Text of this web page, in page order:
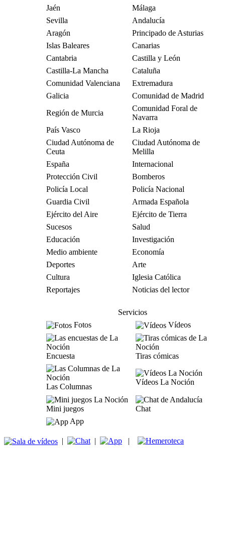
Jaén
Málaga
Sevilla
Andalucía
Aragón
Principado de Asturias
Islas Baleares
Canarias
Cantabria
Castilla y León
Castilla-La Mancha
Cataluña
Comunidad Valenciana
Extremadura
Galicia
Comunidad de Madrid
Región de Murcia
Comunidad Foral de
Navarra
País Vasco
La Rioja
Ciudad Autónoma de
Ceuta
Ciudad Autónoma de
Melilla
España
Internacional
Protección Civil
Bomberos
Policía Local
Policía Nacional
Guardia Civil
Armada Española
Ejército del Aire
Ejército de Tierra
Sucesos
Salud
Educación
Investigación
Medio ambiente
Economía
Deportes
Arte
Cultura
Iglesia Católica
Reportajes
Noticias del lector
Servicios
Fotos
Vídeos
Encuesta Tiras cómicas
Las Columnas
Vídeos La Noción
Mini juegos
Chat
App
| | |